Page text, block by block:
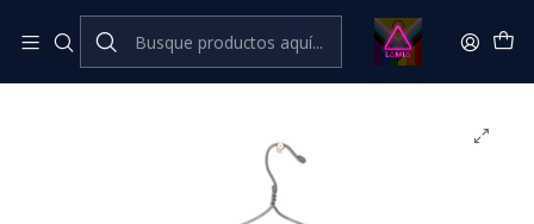
Inicio Catálogo Classic Cine Series y TV Classic
Jean - Sex Education #4